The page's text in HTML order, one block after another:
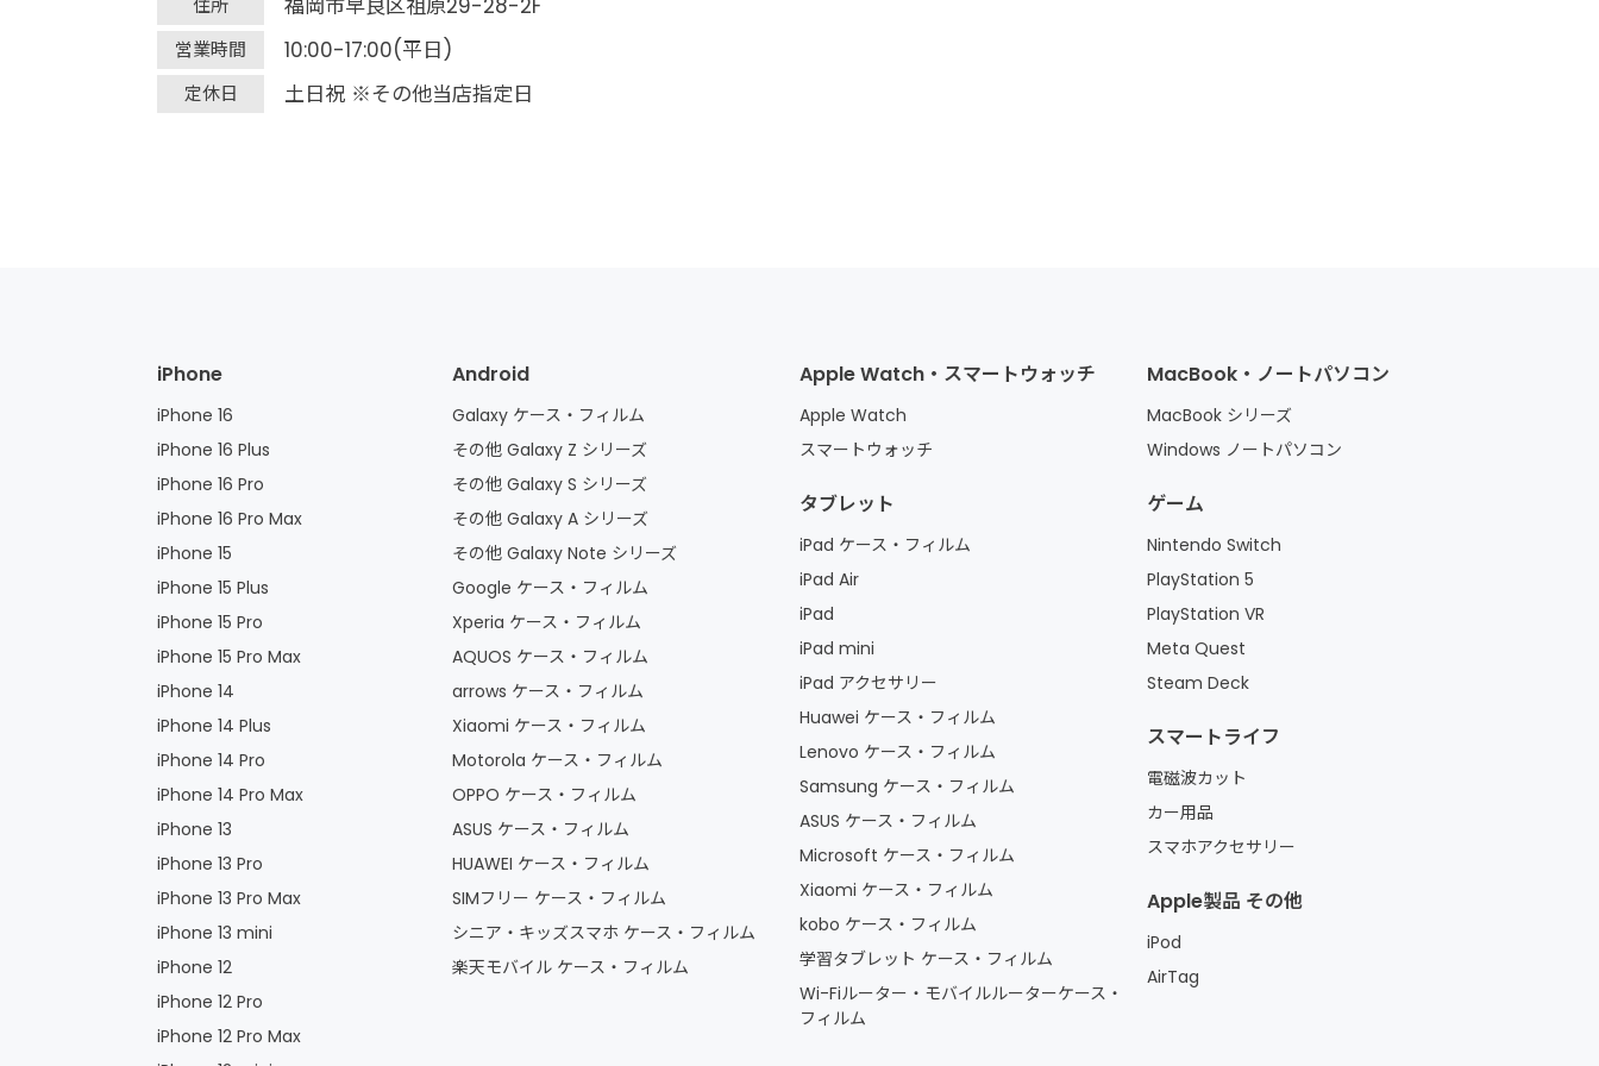
住所 福岡市早良区祖原29-28-2F
営業時間 10:00-17:00(平日)
定休日 土日祝 ※その他当店指定日
iPhone
iPhone 16
iPhone 16 Plus
iPhone 16 Pro
iPhone 16 Pro Max
iPhone 15
iPhone 15 Plus
iPhone 15 Pro
iPhone 15 Pro Max
iPhone 14
iPhone 14 Plus
iPhone 14 Pro
iPhone 14 Pro Max
iPhone 13
iPhone 13 Pro
iPhone 13 Pro Max
iPhone 13 mini
iPhone 12
iPhone 12 Pro
iPhone 12 Pro Max
Android
Galaxy ケース・フィルム
その他 Galaxy Z シリーズ
その他 Galaxy S シリーズ
その他 Galaxy A シリーズ
その他 Galaxy Note シリーズ
Google ケース・フィルム
Xperia ケース・フィルム
AQUOS ケース・フィルム
arrows ケース・フィルム
Xiaomi ケース・フィルム
Motorola ケース・フィルム
OPPO ケース・フィルム
ASUS ケース・フィルム
HUAWEI ケース・フィルム
SIMフリー ケース・フィルム
シニア・キッズスマホ ケース・フィルム
楽天モバイル ケース・フィルム
Apple Watch・スマートウォッチ
Apple Watch
スマートウォッチ
タブレット
iPad ケース・フィルム
iPad Air
iPad
iPad mini
iPad アクセサリー
Huawei ケース・フィルム
Lenovo ケース・フィルム
Samsung ケース・フィルム
ASUS ケース・フィルム
Microsoft ケース・フィルム
Xiaomi ケース・フィルム
kobo ケース・フィルム
学習タブレット ケース・フィルム
Wi-Fiルーター・モバイルルーターケース・
フィルム
MacBook・ノートパソコン
MacBook シリーズ
Windows ノートパソコン
ゲーム
Nintendo Switch
PlayStation 5
PlayStation VR
Meta Quest
Steam Deck
スマートライフ
電磁波カット
カー用品
スマホアクセサリー
Apple製品 その他
iPod
AirTag